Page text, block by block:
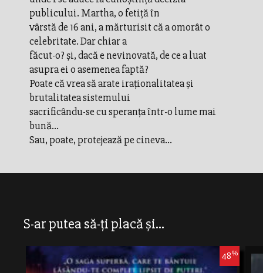
publicului. Martha, o fetiţă în
vârstă de 16 ani, a mărturisit că a omorât o
celebritate. Dar chiar a
făcut-o? şi, dacă e nevinovată, de ce a luat
asupra ei o asemenea faptă?
Poate că vrea să arate iraţionalitatea şi
brutalitatea sistemului
sacrificându-se cu speranţa într-o lume mai
bună...
Sau, poate, protejează pe cineva...
S-ar putea să-ți placă și...
48%